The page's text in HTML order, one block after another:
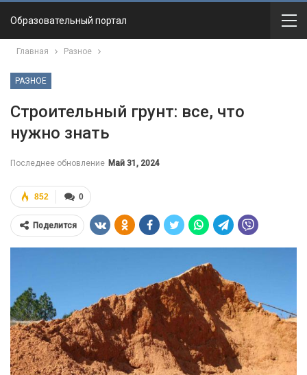
Образовательный портал
Главная Разное
РАЗНОЕ
Строительный грунт: все, что
нужно знать
Последнее обновление Май 31, 2024
0
852
Поделится